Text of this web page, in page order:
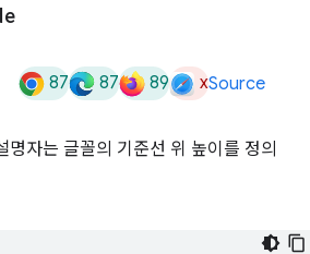
87 87 89 xSource
명자는 글꼴의 기준선 위 높이를 정의